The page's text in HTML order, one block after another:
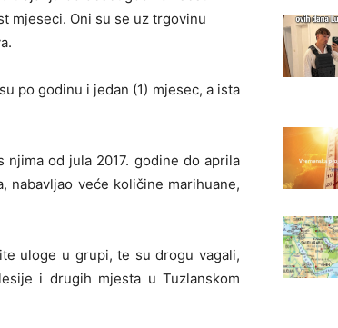
mjeseci. Oni su se uz trgovinu
po godinu i jedan (1) mjesec, a ista
od jula 2017. godine do aprila
nabavljao veće količine marihuane,
uloge u grupi, te su drogu vagali,
i drugih mjesta u Tuzlanskom